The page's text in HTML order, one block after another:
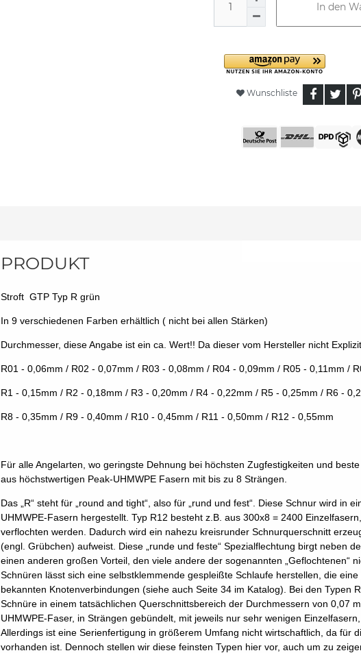
In den
Wunschliste
PRODUKT
Stroft GTP Typ R grün
In 9 verschiedenen Farben erhältlich ( nicht bei allen Stärken)
Durchmesser, diese Angabe ist ein ca. Wert!! Da dieser vom Hersteller nicht
R01 - 0,06mm / R02 - 0,07mm / R03 - 0,08mm / R04 - 0,09mm / R05 - 0,11mm /
R1 - 0,15mm / R2 - 0,18mm / R3 - 0,20mm / R4 - 0,22mm / R5 - 0,25mm / R6 -
R8 - 0,35mm / R9 - 0,40mm / R10 - 0,45mm / R11 - 0,50mm / R12 - 0,55mm
Für alle Angelarten, wo geringste Dehnung bei höchsten Zugfestigkeiten und
aus höchstwertigen Peak-UHMWPE Fasern mit bis zu 8 Strängen.
Das „R“ steht für „round and tight“, also für „rund und fest“. Diese Schnur wird in
UHMWPE-Fasern hergestellt. Typ R12 besteht z.B. aus 300x8 = 2400
verflochten werden. Dadurch wird ein nahezu kreisrunder Schnurquerschnitt
(engl. Grübchen) aufweist. Diese „runde und feste“ Spezialflechtung birgt neben
einen anderen großen Vorteil, den viele andere der sogenannten „Geflochtenen“
Schnüren lässt sich eine selbstklemmende gespleißte Schlaufe herstellen, die
bekannten Knotenverbindungen (siehe auch Seite 34 im Katalog). Bei den Typen
Schnüre in einem tatsächlichen Querschnittsbereich der Durchmessern von 0,07
UHMWPE-Faser, in Strängen gebündelt, mit jeweils nur sehr wenigen
Allerdings ist eine Serienfertigung in größerem Umfang nicht wirtschaftlich, da für
vorhanden ist. Dennoch stellen wir diese feinsten Typen hier vor, auch um zu